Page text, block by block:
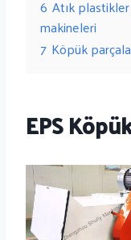
6 Atık
makineleri
7 Köpük
EPS